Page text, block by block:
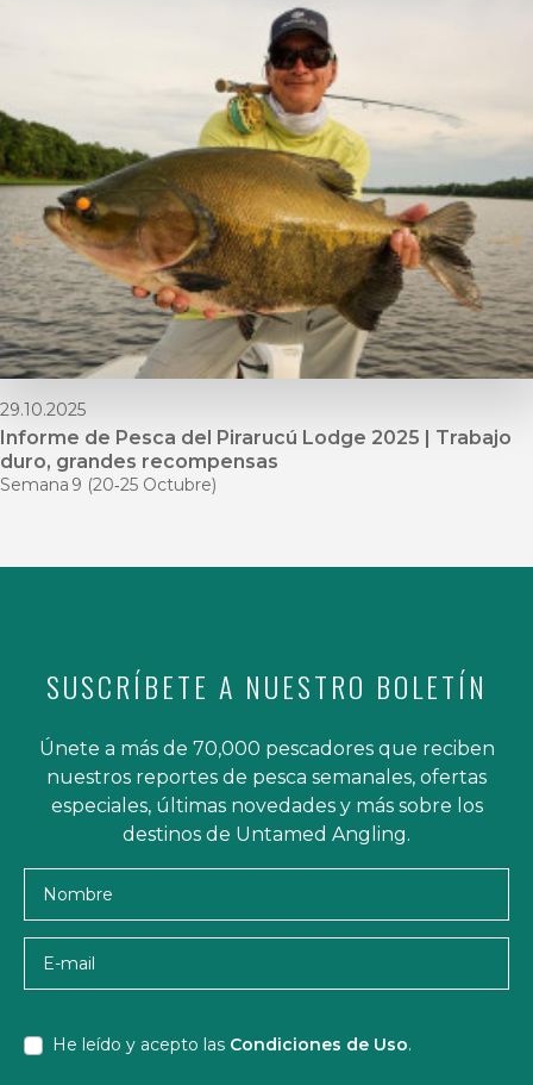
29.10.2025
Informe de Pesca del Pirarucú Lodge 2025 | Trabajo
duro, grandes recompensas
Semana 9 (20‑25 Octubre)
SUSCRÍBETE A NUESTRO BOLETÍN
Únete a más de 70,000 pescadores que reciben
nuestros reportes de pesca semanales, ofertas
especiales, últimas novedades y más sobre los
destinos de Untamed Angling.
He leído y acepto las Condiciones de Uso.